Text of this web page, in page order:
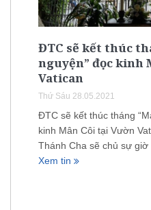
ĐTC sẽ kết thúc
nguyện” đọc kinh
Vatican
Thứ Sáu 28.05.2021
ĐTC sẽ kết thúc tháng
kinh Mân Côi tại Vườn
Thánh Cha sẽ chủ sự
Xem tin